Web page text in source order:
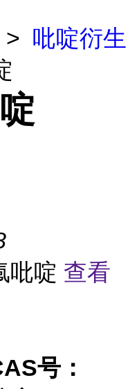
> 吡啶衍生
吡啶 查看
号：